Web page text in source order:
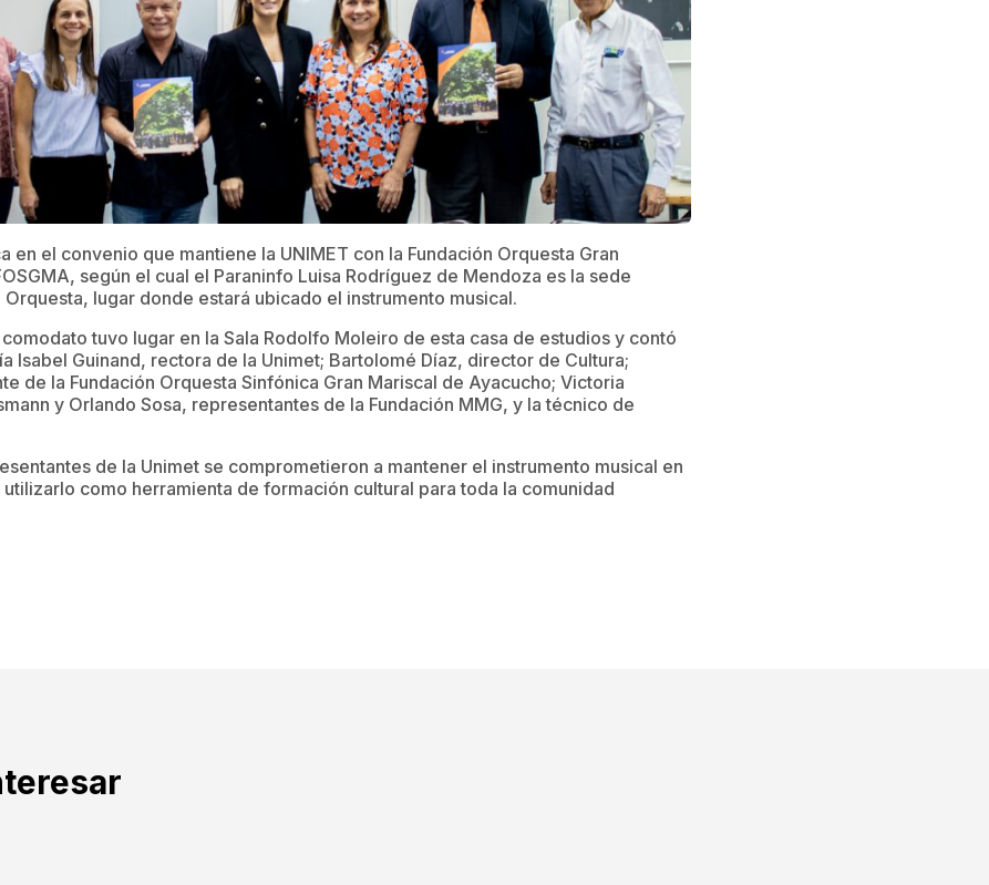
en el convenio que mantiene la UNIMET con la Fundación Orquesta Gran
según el cual el Paraninfo Luisa Rodríguez de Mendoza es la sede
lugar donde estará ubicado el instrumento musical.
tuvo lugar en la Sala Rodolfo Moleiro de esta casa de estudios y contó
Isabel Guinand, rectora de la Unimet; Bartolomé Díaz, director de Cultura;
de la Fundación Orquesta Sinfónica Gran Mariscal de Ayacucho; Victoria
y Orlando Sosa, representantes de la Fundación MMG, y la técnico de
de la Unimet se comprometieron a mantener el instrumento musical en
como herramienta de formación cultural para toda la comunidad